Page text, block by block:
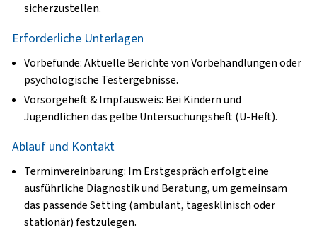
sicherzustellen.
Erforderliche Unterlagen
Vorbefunde: Aktuelle Berichte von Vorbehandlungen oder
psychologische Testergebnisse.
Vorsorgeheft & Impfausweis: Bei Kindern und
Jugendlichen das gelbe Untersuchungsheft (U-Heft).
Ablauf und Kontakt
Terminvereinbarung: Im Erstgespräch erfolgt eine
ausführliche Diagnostik und Beratung, um gemeinsam
das passende Setting (ambulant, tagesklinisch oder
stationär) festzulegen.